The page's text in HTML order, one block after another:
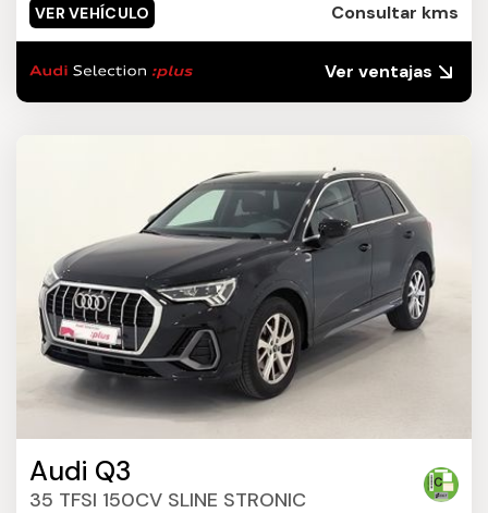
VER VEHÍCULO Consultar kms
Ver ventajas
Audi Q3
35 TFSI 150CV SLINE STRONIC